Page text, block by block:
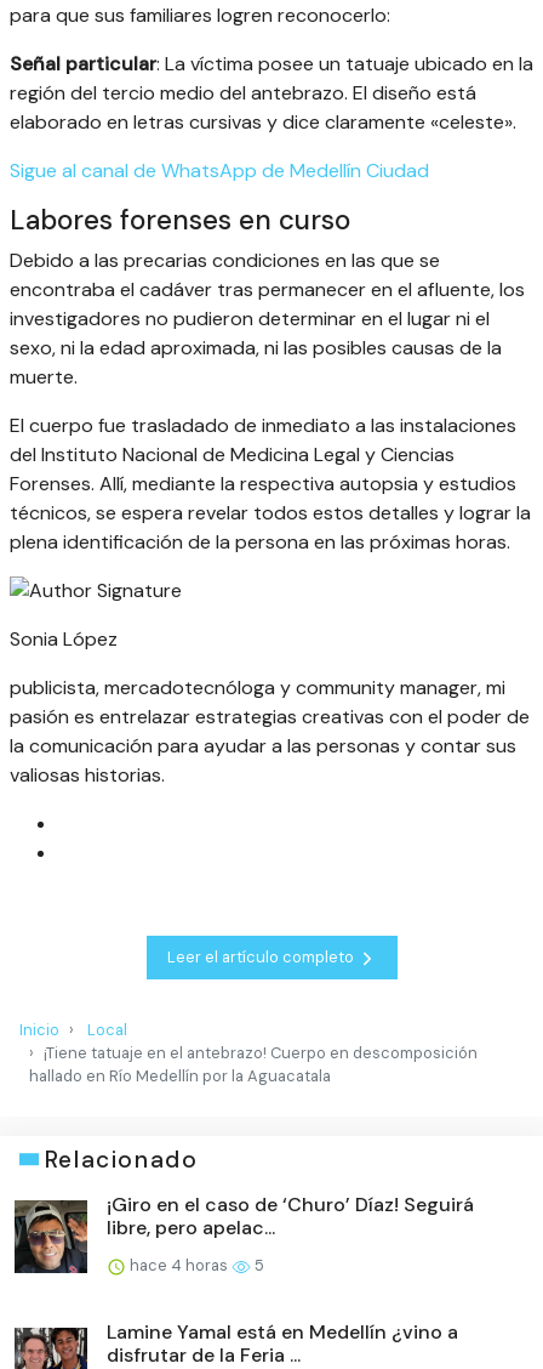
para que sus familiares logren reconocerlo:
Señal particular: La víctima posee un tatuaje ubicado en la
región del tercio medio del antebrazo. El diseño está
elaborado en letras cursivas y dice claramente «celeste».
Sigue al canal de WhatsApp de Medellín Ciudad
Labores forenses en curso
Debido a las precarias condiciones en las que se
encontraba el cadáver tras permanecer en el afluente, los
investigadores no pudieron determinar en el lugar ni el
sexo, ni la edad aproximada, ni las posibles causas de la
muerte.
El cuerpo fue trasladado de inmediato a las instalaciones
del Instituto Nacional de Medicina Legal y Ciencias
Forenses. Allí, mediante la respectiva autopsia y estudios
técnicos, se espera revelar todos estos detalles y lograr la
plena identificación de la persona en las próximas horas.
Sonia López
publicista, mercadotecnóloga y community manager, mi
pasión es entrelazar estrategias creativas con el poder de
la comunicación para ayudar a las personas y contar sus
valiosas historias.
Leer el artículo completo
Inicio
Local
¡Tiene tatuaje en el antebrazo! Cuerpo en descomposición
hallado en Río Medellín por la Aguacatala
Relacionado
¡Giro en el caso de ‘Churo’ Díaz! Seguirá
libre, pero apelac...
hace 4 horas 5
Lamine Yamal está en Medellín ¿vino a
disfrutar de la Feria ...